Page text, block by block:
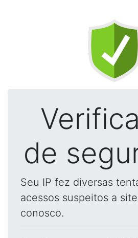
de
Seu IP fez diversas
acessos suspeitos a
conosco.